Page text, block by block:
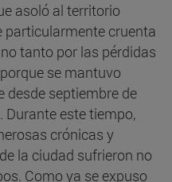
asoló al territorio
particularmente cruenta
tanto por las pérdidas
se mantuvo
desde septiembre de
Durante este tiempo,
crónicas y
la ciudad sufrieron no
Como ya se expuso